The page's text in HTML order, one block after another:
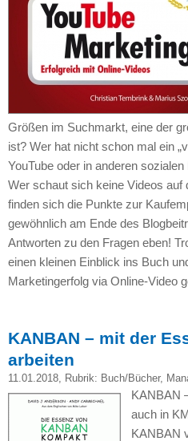
Größen im Suchmarkt, eine der
ist? Wer hat nicht schon mal ein
YouTube oder in anderen
Wer schaut sich keine Videos auf
finden sich die Punkte zur
gewöhnlich am Ende des
Antworten zu den Fragen eben!
einen kleinen Einblick ins Buch
Marketingerfolg via Online-Video
KANBAN – mit der
arbeiten
11.01.2018, Rubrik: Buch/Bücher,
KANBAN
auch in
KANBAN